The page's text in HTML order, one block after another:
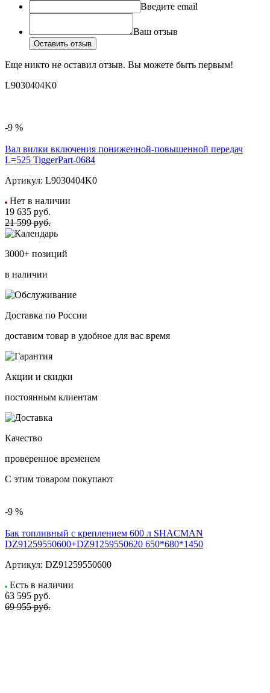
Введите email
Ваш отзыв
Оставить отзыв
Еще никто не оставил отзыв. Вы можете быть первым!
L9030404K0
-9 %
Вал вилки включения пониженной-повышенной передач
L=525 TiggerPart-0684
Артикул: L9030404K0
Нет в наличии
19 635 руб.
21 599 руб.
3000+ позиций
в наличии
Доставка по России
доставим товар в удобное для вас время
Акции и скидки
постоянным клиентам
Качество
проверенное временем
С этим товаром покупают
-9 %
Бак топливный с креплением 600 л SHACMAN
DZ91259550600+DZ91259550620 650*680*1450
Артикул: DZ91259550600
Есть в наличии
63 595 руб.
69 955 руб.